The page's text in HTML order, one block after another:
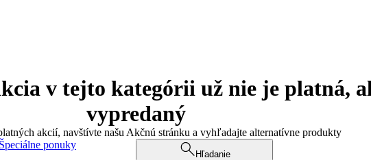
v tejto kategórii už nie je platná,
vypredaný
akcií, navštívte našu Akčnú stránku a vyhľadajte alternatívne produkty
Špeciálne ponuky
Hľadanie